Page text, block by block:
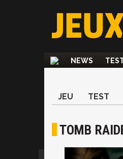
NEWS
JEU TEST
TOMB